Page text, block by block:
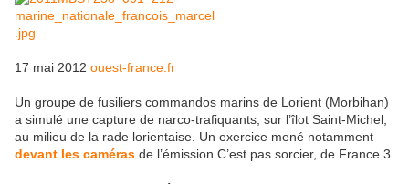
17 mai 2012 ouest-france.fr
Un groupe de fusiliers commandos marins de Lorient (Morbihan)
a simulé une capture de narco-trafiquants, sur l’îlot Saint-Michel,
au milieu de la rade lorientaise. Un exercice mené notamment
devant les caméras de l’émission C’est pas sorcier, de France 3.